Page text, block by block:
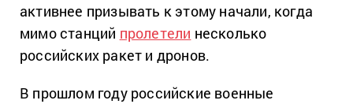
активнее призывать к этому начали, когда
мимо станций пролетели несколько
российских ракет и дронов.
В прошлом году российские военные